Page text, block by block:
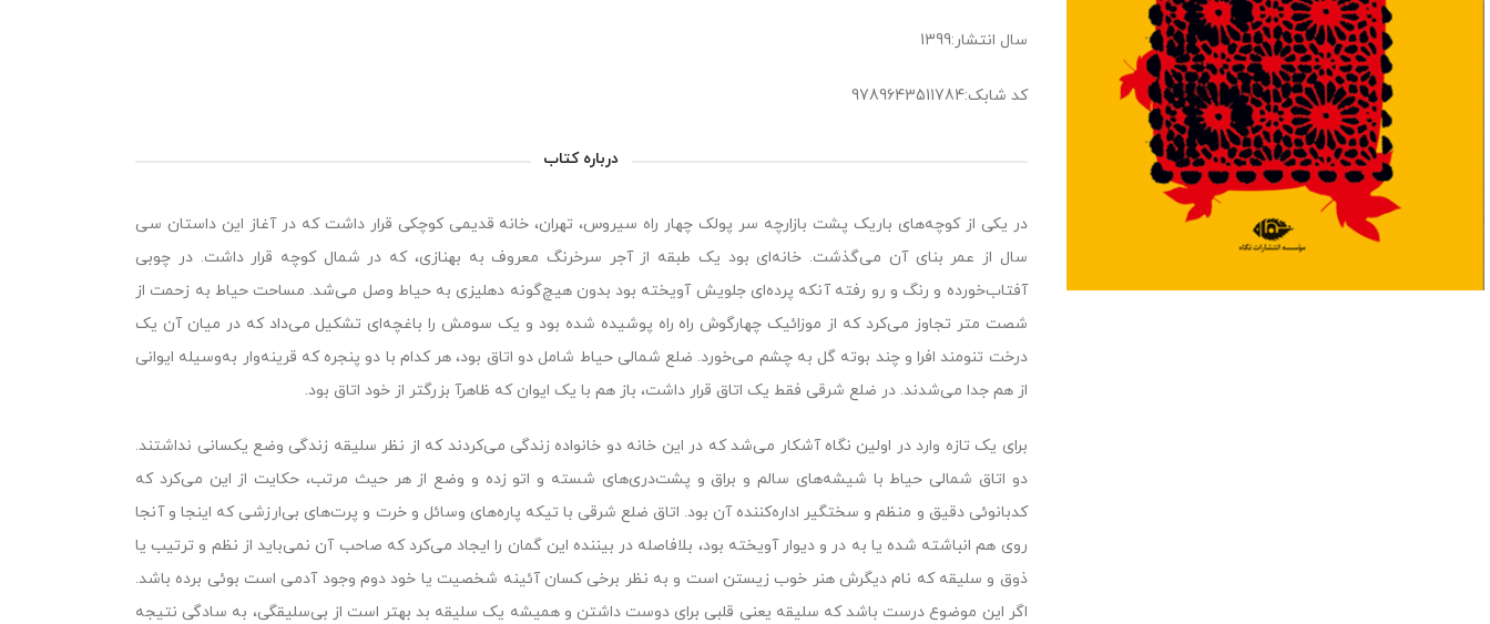
سال انتشار:1399
کد شابک:9789643511784
درباره کتاب
در یکى از کوچه‌هاى باریک پشت بازارچه سر پولک چهار راه سیروس، تهران، خانه قدیمى کوچکى قرار داشت که در آغاز این داستان سى
سال از عمر بناى آن مى‌گذشت. خانه‌اى بود یک طبقه از آجر سرخرنگ معروف به بهنازى، که در شمال کوچه قرار داشت. در چوبى
آفتاب‌خورده و رنگ و رو رفته آنکه پرده‌اى جلویش آویخته بود بدون هیچ‌گونه دهلیزى به حیاط وصل مى‌شد. مساحت حیاط به زحمت از
شصت متر تجاوز مى‌کرد که از موزائیک چهارگوش راه راه پوشیده شده بود و یک سومش را باغچه‌اى تشکیل مى‌داد که در میان آن یک
درخت تنومند افرا و چند بوته گل به چشم مى‌خورد. ضلع شمالى حیاط شامل دو اتاق بود، هر کدام با دو پنجره که قرینه‌وار به‌وسیله ایوانى
از هم جدا مى‌شدند. در ضلع شرقى فقط یک اتاق قرار داشت، باز هم با یک ایوان که ظاهرآ بزرگتر از خود اتاق بود.
براى یک تازه وارد در اولین نگاه آشکار مى‌شد که در این خانه دو خانواده زندگى مى‌کردند که از نظر سلیقه زندگى وضع یکسانى نداشتند.
دو اتاق شمالى حیاط با شیشه‌هاى سالم و براق و پشت‌درى‌هاى شسته و اتو زده و وضع از هر حیث مرتب، حکایت از این مى‌کرد که
کدبانوئى دقیق و منظم و سختگیر اداره‌کننده آن بود. اتاق ضلع شرقى با تیکه پاره‌هاى وسائل و خرت و پرت‌هاى بى‌ارزشى که اینجا و آنجا
روى هم انباشته شده یا به در و دیوار آویخته بود، بلافاصله در بیننده این گمان را ایجاد مى‌کرد که صاحب آن نمى‌باید از نظم و ترتیب یا
ذوق و سلیقه که نام دیگرش هنر خوب زیستن است و به نظر برخى کسان آئینه شخصیت یا خود دوم وجود آدمى است بوئى برده باشد.
اگر این موضوع درست باشد که سلیقه یعنى قلبى براى دوست داشتن و همیشه یک سلیقه بد بهتر است از بى‌سلیقگى، به سادگى نتیجه